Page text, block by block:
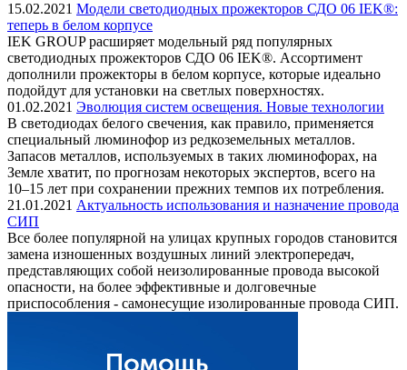
15.02.2021 Модели светодиодных прожекторов СДО 06 IEK®:
теперь в белом корпусе
IEK GROUP расширяет модельный ряд популярных
светодиодных прожекторов СДО 06 IEK®. Ассортимент
дополнили прожекторы в белом корпусе, которые идеально
подойдут для установки на светлых поверхностях.
01.02.2021 Эволюция систем освещения. Новые технологии
В светодиодах белого свечения, как правило, применяется
специальный люминофор из редкоземельных металлов.
Запасов металлов, используемых в таких люминофорах, на
Земле хватит, по прогнозам некоторых экспертов, всего на
10–15 лет при сохранении прежних темпов их потребления.
21.01.2021 Актуальность использования и назначение провода
СИП
Все более популярной на улицах крупных городов становится
замена изношенных воздушных линий электропередач,
представляющих собой неизолированные провода высокой
опасности, на более эффективные и долговечные
приспособления - самонесущие изолированные провода СИП.